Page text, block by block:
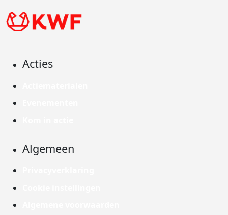
Acties
Algemeen